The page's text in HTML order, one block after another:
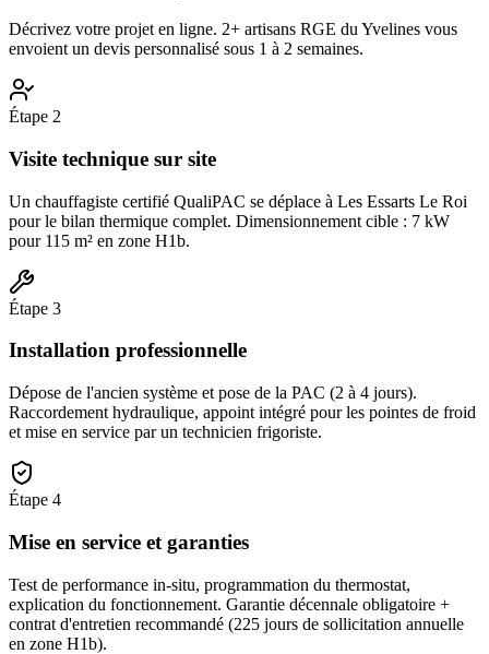
Décrivez votre projet en ligne. 2+ artisans RGE du Yvelines vous
envoient un devis personnalisé sous 1 à 2 semaines.
Étape 2
Visite technique sur site
Un chauffagiste certifié QualiPAC se déplace à Les Essarts Le Roi
pour le bilan thermique complet. Dimensionnement cible : 7 kW
pour 115 m² en zone H1b.
Étape 3
Installation professionnelle
Dépose de l'ancien système et pose de la PAC (2 à 4 jours).
Raccordement hydraulique, appoint intégré pour les pointes de froid
et mise en service par un technicien frigoriste.
Étape 4
Mise en service et garanties
Test de performance in-situ, programmation du thermostat,
explication du fonctionnement. Garantie décennale obligatoire +
contrat d'entretien recommandé (225 jours de sollicitation annuelle
en zone H1b).